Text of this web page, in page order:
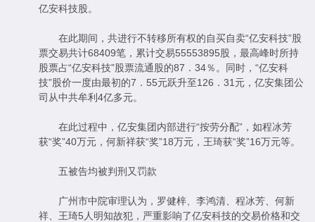
亿安科技股。
在此期间，共进行不转移所有权的自买自卖“亿安科技”股
票交易共计68409笔，累计交易55553895股，最高峰时所持
股票占“亿安科技”股票流通股的87．34％。同时，“亿安科
技”股价一度由最初的7．55元跃升至126．31元，亿安集团公
司从中共牟利4亿多元。
在此过程中，亿安集团内部进行“按劳分配”，如程冰芳
获“奖”40万元，何新祥获“奖”18万元，王琦获“奖”16万元等。
五被告均被判刑又罚款
广州市中院审理认为，罗健梓、李鸿清、程冰芳、何新
祥、王琦5人明知故犯，严重影响了亿安科技的交易价格和交